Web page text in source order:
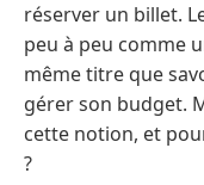
réserver un billet.
peu à peu comme
même titre que
gérer son budget.
cette notion, et
?